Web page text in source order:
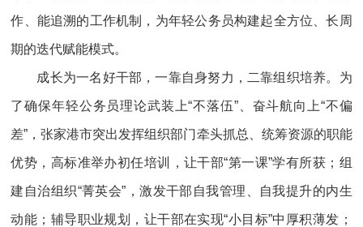
作、能追溯的工作机制，为年轻公务员构建起全方位、长周
期的迭代赋能模式。
成长为一名好干部，一靠自身努力，二靠组织培养。为
了确保年轻公务员理论武装上“不落伍”、奋斗航向上“不偏
差”，张家港市突出发挥组织部门牵头抓总、统筹资源的职能
优势，高标准举办初任培训，让干部“第一课”学有所获；组
建自治组织“菁英会”，激发干部自我管理、自我提升的内生
动能；辅导职业规划，让干部在实现“小目标”中厚积薄发；